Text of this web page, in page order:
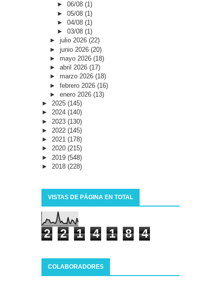
►06/08(1)
►05/08(1)
►04/08(1)
►03/08(1)
► julio 2026 (22)
► junio 2026 (20)
► mayo 2026 (18)
► abril 2026 (17)
► marzo 2026 (18)
► febrero 2026 (16)
► enero 2026 (13)
► 2025 (145)
► 2024 (140)
► 2023 (130)
► 2022 (145)
► 2021 (178)
► 2020 (215)
► 2019 (548)
► 2018 (228)
VISTAS DE PÁGINA EN TOTAL
2 2 1 4 1 8 4
COLABORADORES